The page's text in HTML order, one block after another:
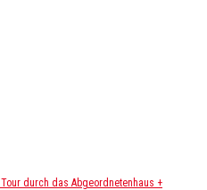
durch das Abgeordnetenhaus +